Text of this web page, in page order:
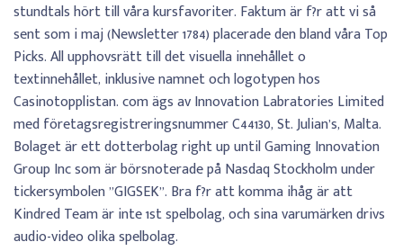
stundtals hört till våra kursfavoriter. Faktum är f?r att vi så
sent som i maj (Newsletter 1784) placerade den bland våra Top
Picks. All upphovsrätt till det visuella innehållet o
textinnehållet, inklusive namnet och logotypen hos
Casinotopplistan. com ägs av Innovation Labratories Limited
med företagsregistreringsnummer C44130, St. Julian’s, Malta.
Bolaget är ett dotterbolag right up until Gaming Innovation
Group Inc som är börsnoterade på Nasdaq Stockholm under
tickersymbolen ”GIGSEK”. Bra f?r att komma ihåg är att
Kindred Team är inte 1st spelbolag, och sina varumärken drivs
audio-video olika spelbolag.